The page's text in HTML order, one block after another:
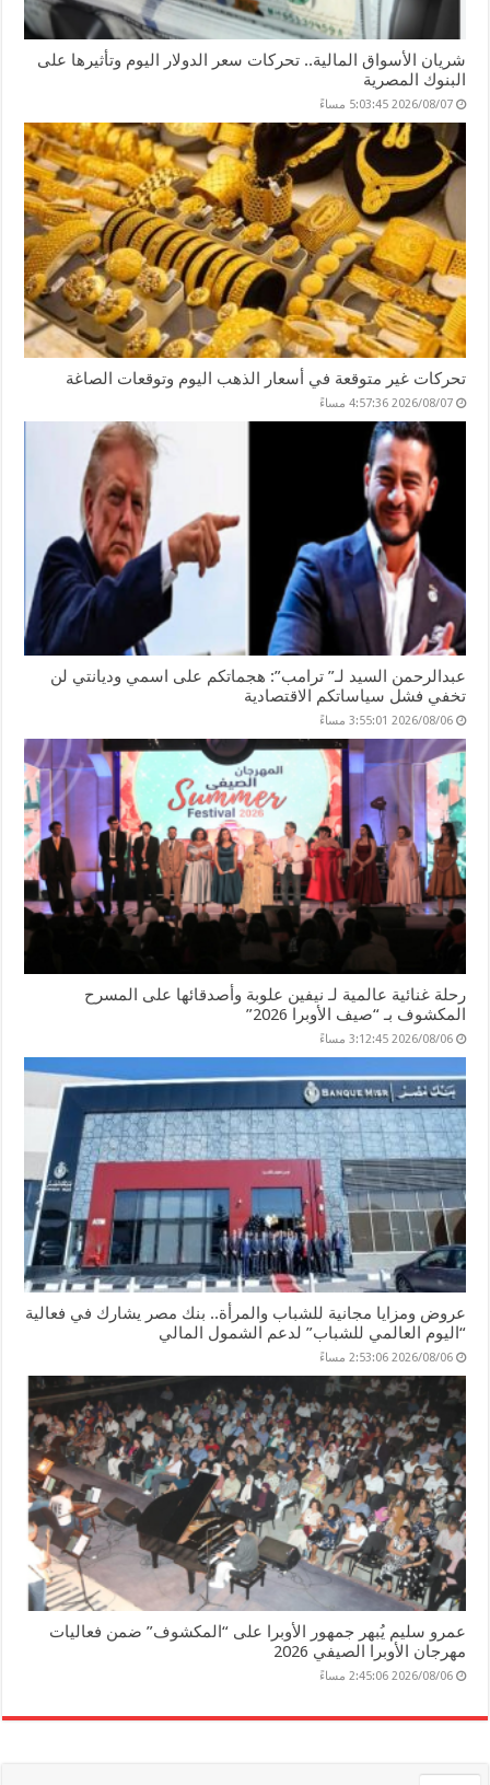
شريان الأسواق المالية.. تحركات سعر الدولار اليوم وتأثيرها على
البنوك المصرية
2026/08/07 5:03:45 مساءً
تحركات غير متوقعة في أسعار الذهب اليوم وتوقعات الصاغة
2026/08/07 4:57:36 مساءً
عبدالرحمن السيد لـ” ترامب”: هجماتكم على اسمي وديانتي لن
تخفي فشل سياساتكم الاقتصادية
2026/08/06 3:55:01 مساءً
رحلة غنائية عالمية لـ نيفين علوبة وأصدقائها على المسرح
المكشوف بـ “صيف الأوبرا 2026”
2026/08/06 3:12:45 مساءً
عروض ومزايا مجانية للشباب والمرأة.. بنك مصر يشارك في فعالية
“اليوم العالمي للشباب” لدعم الشمول المالي
2026/08/06 2:53:06 مساءً
عمرو سليم يُبهر جمهور الأوبرا على “المكشوف” ضمن فعاليات
مهرجان الأوبرا الصيفي 2026
2026/08/06 2:45:06 مساءً